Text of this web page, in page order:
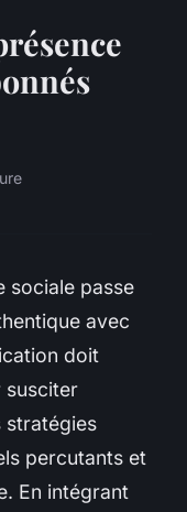
sociale passe
avec
doit
susciter
stratégies
percutants et
En intégrant